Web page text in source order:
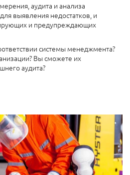
аудита и анализа
выявления недостатков, и
и предупреждающих
системы менеджмента?
Вы сможете их
аудита?